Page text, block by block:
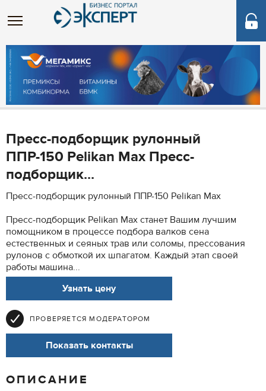
Пресс-подборщик рулонный
ППР-150 Pelikan Max Пресс-
подборщик...
Пресс-подборщик рулонный ППР-150 Pelikan Max
Пресс-подборщик Pelikan Max станет Вашим лучшим
помощником в процессе подбора валков сена
естественных и сеяных трав или соломы, прессования
рулонов с обмоткой их шпагатом. Каждый этап своей
работы машина...
Узнать цену
ПРОВЕРЯЕТСЯ МОДЕРАТОРОМ
Показать контакты
ОПИСАНИЕ